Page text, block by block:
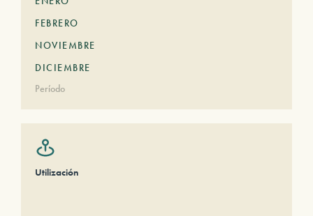
FEBRERO
NOVIEMBRE
DICIEMBRE
Período
Utilización